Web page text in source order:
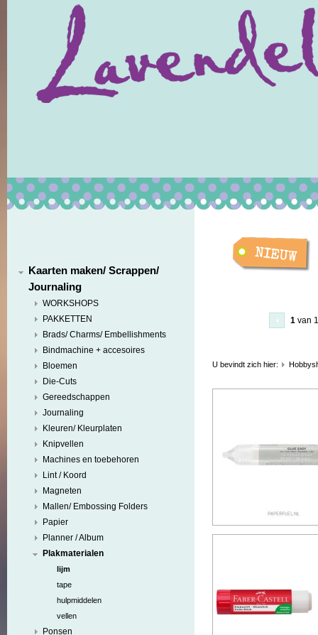
Kaarten maken/ Scrappen/
Journaling
WORKSHOPS
PAKKETTEN
Brads/ Charms/ Embellishments
Bindmachine + accesoires
Bloemen
Die-Cuts
Gereedschappen
Journaling
Kleuren/ Kleurplaten
Knipvellen
Machines en toebehoren
Lint / Koord
Magneten
Mallen/ Embossing Folders
Papier
Planner / Album
Plakmaterialen
lijm
tape
hulpmiddelen
vellen
Ponsen
1van 1
U bevindt zich hier: